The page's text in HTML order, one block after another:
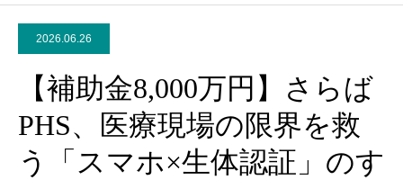
2026.06.26
【補助金8,000万円】さらば
PHS、医療現場の限界を救
う「スマホ×生体認証」のす